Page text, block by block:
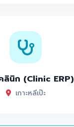
ลินิก (Clinic ERP)
เกาะหลีเป๊ะ